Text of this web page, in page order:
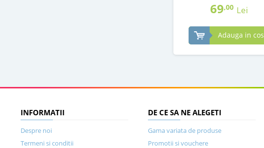
69,00 Lei
Adauga in cos
INFORMATII
Despre noi
Termeni si conditii
DE CE SA NE ALEGETI
Gama variata de produse
Promotii si vouchere